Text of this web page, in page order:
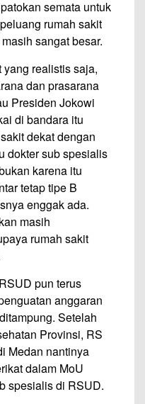
semata untuk
rumah sakit
sangat besar.
yang realistis saja,
dan prasarana
Presiden Jokowi
di bandara itu
dekat dengan
dokter sub spesialis
karena itu
tetap tipe B
enggak ada.
masih
rumah sakit
pun terus
anggaran
Setelah
Provinsi, RS
Medan nantinya
dalam MoU
spesialis di RSUD.